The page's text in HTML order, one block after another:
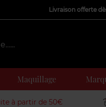
Livraison offerte
Maquillage
à partir de 50€